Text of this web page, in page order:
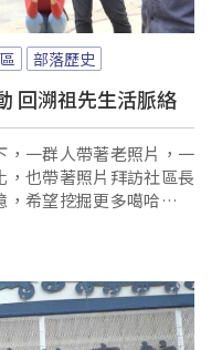
部落歷史
回溯祖先生活脈絡
，一群人帶著老照片，一
，也帶著照片拜訪社區長
希望挖掘更多噶哈巫族